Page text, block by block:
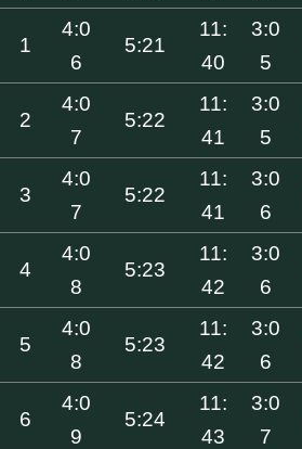
1
4:0
6
5:21
11:
40
3:0
5
2
4:0
7
5:22
11:
41
3:0
5
3
4:0
7
5:22
11:
41
3:0
6
4
4:0
8
5:23
11:
42
3:0
6
5
4:0
8
5:23
11:
42
3:0
6
6
4:0
9
5:24
11:
43
3:0
7